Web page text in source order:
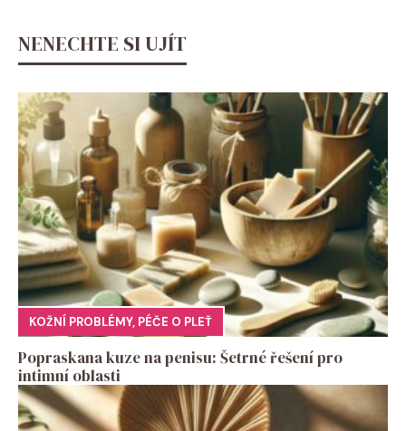
NENECHTE SI UJÍT
KOŽNÍ PROBLÉMY, PÉČE O PLEŤ
Popraskana kuze na penisu: Šetrné řešení pro
intimní oblasti